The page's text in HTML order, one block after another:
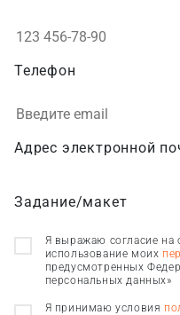
Телефон
Адрес электронной
Задание/макет
Я выражаю согласие на
использование моих
предусмотренных
персональных данных»
Я принимаю условия